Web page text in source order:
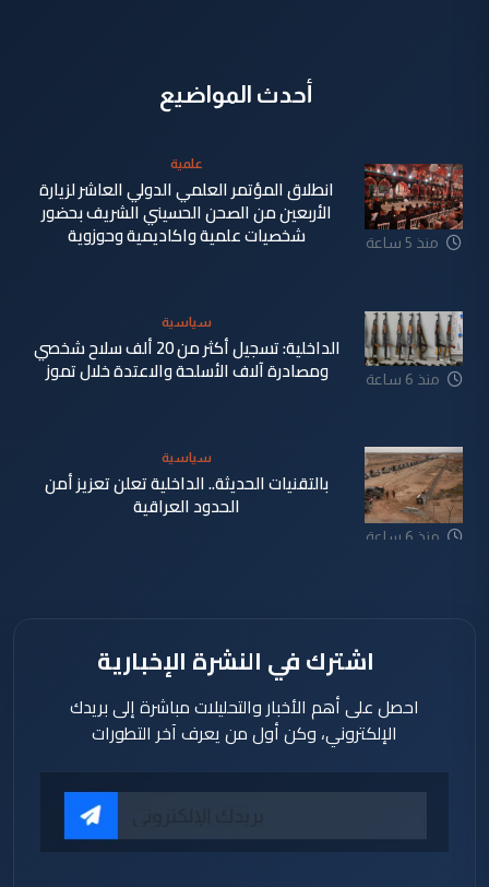
أحدث المواضيع
منذ 5 ساعة
علمية
انطلاق المؤتمر العلمي الدولي العاشر لزيارة
الأربعين من الصحن الحسيني الشريف بحضور
شخصيات علمية واكاديمية وحوزوية
منذ 6 ساعة
سياسية
الداخلية: تسجيل أكثر من 20 ألف سلاح شخصي
ومصادرة آلاف الأسلحة والاعتدة خلال تموز
منذ 6 ساعة
سياسية
بالتقنيات الحديثة.. الداخلية تعلن تعزيز أمن
الحدود العراقية
اشترك في النشرة الإخبارية
احصل على أهم الأخبار والتحليلات مباشرة إلى بريدك
الإلكتروني، وكن أول من يعرف آخر التطورات